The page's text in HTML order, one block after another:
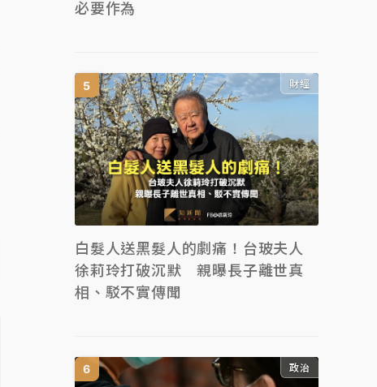
必要作為
財經
白髮人送黑髮人的劇痛！台玻夫人
徐莉玲打破沉默 親曝長子離世真
相、駁不實傳聞
政治